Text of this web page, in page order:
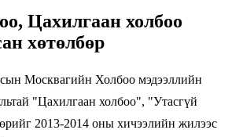
Цахилгаан холбоо
хөтөлбөр
Москвагийн Холбоо мэдээллийн
"Цахилгаан холбоо", "Утасгүй
2013-2014 оны хичээлийн жилээс